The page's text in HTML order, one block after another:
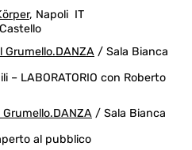
, Napoli IT
Grumello.DANZA / Sala Bianca
– LABORATORIO con Roberto
Grumello.DANZA / Sala Bianca
al pubblico